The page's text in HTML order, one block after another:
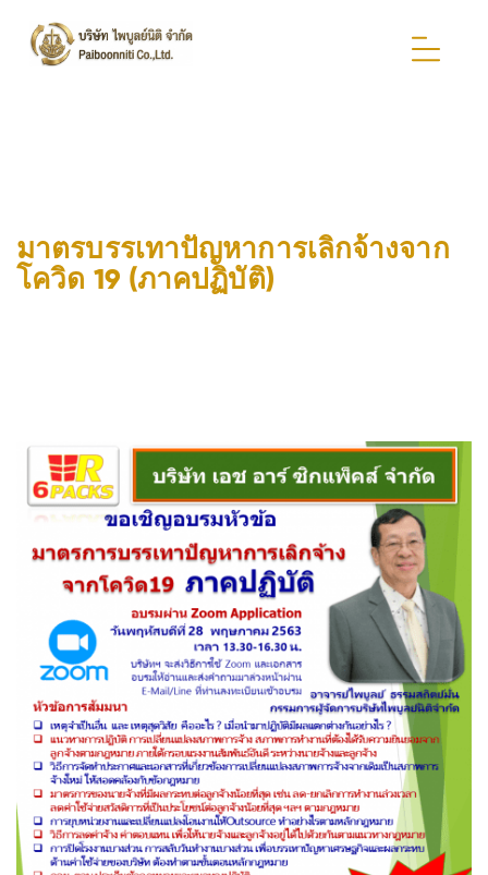
มาตรบรรเทาปัญหาการเลิกจ้างจาก
โควิด 19 (ภาคปฏิบัติ)